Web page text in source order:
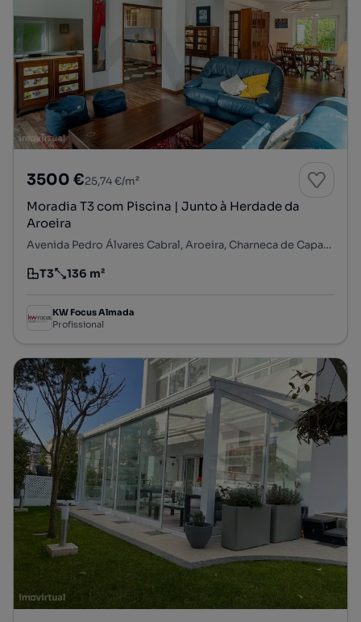
3500 €25,74 €/m²
Moradia T3 com Piscina | Junto à Herdade da
Aroeira
Avenida Pedro Álvares Cabral, Aroeira, Charneca de Caparica e Sobreda, Almada, Setúbal
Tipologia
T3
Preço por metro quadrado
136 m²
KW Focus Almada
Profissional